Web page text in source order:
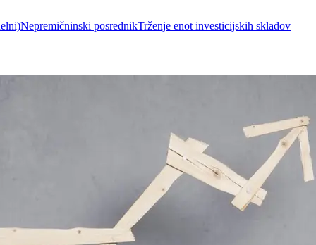
Nepremičninski posrednikTrženje enot investicijskih skladov